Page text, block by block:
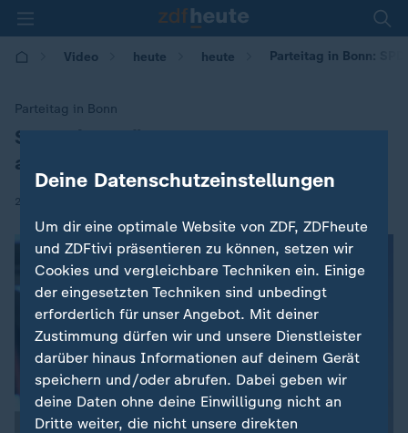
Video heute heute Parteitag in Bonn:
Parteitag in Bonn
:
SPD stimmt über GroKo-Verhandlungen
ab
21.01.2018 | 08:57
Deine Datenschutzeinstellungen
Um dir eine optimale Website von ZDF, ZDFheute
und ZDFtivi präsentieren zu können, setzen wir
Cookies und vergleichbare Techniken ein. Einige
der eingesetzten Techniken sind unbedingt
erforderlich für unser Angebot. Mit deiner
Zustimmung dürfen wir und unsere Dienstleister
darüber hinaus Informationen auf deinem Gerät
speichern und/oder abrufen. Dabei geben wir
deine Daten ohne deine Einwilligung nicht an
Dritte weiter, die nicht unsere direkten